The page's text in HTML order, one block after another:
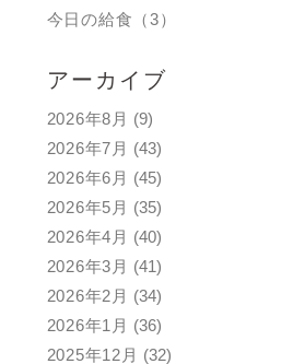
今日の給食（3）
アーカイブ
2026年8月 (9)
2026年7月 (43)
2026年6月 (45)
2026年5月 (35)
2026年4月 (40)
2026年3月 (41)
2026年2月 (34)
2026年1月 (36)
2025年12月 (32)